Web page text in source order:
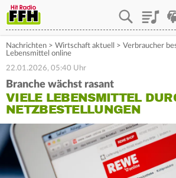
Playlist
Nachrichten > Wirtschaft aktuell > Verbraucher
Lebensmittel online
22.01.2026, 05:40 Uhr
Branche wächst rasant
VIELE LEBENSMITTEL
NETZBESTELLUNGEN